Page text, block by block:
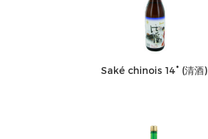
Saké chinois 14° (清酒)